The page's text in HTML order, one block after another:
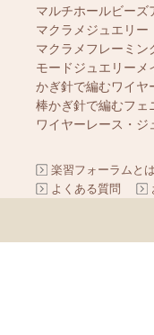
マルチホールビーズ
マクラメジュエリー
マクラメフレーミン
モードジュエリーメ
かぎ針で編むワイヤ
棒かぎ針で編むフェ
ワイヤーレース・ジ
楽習フォーラムとは
よくある質問